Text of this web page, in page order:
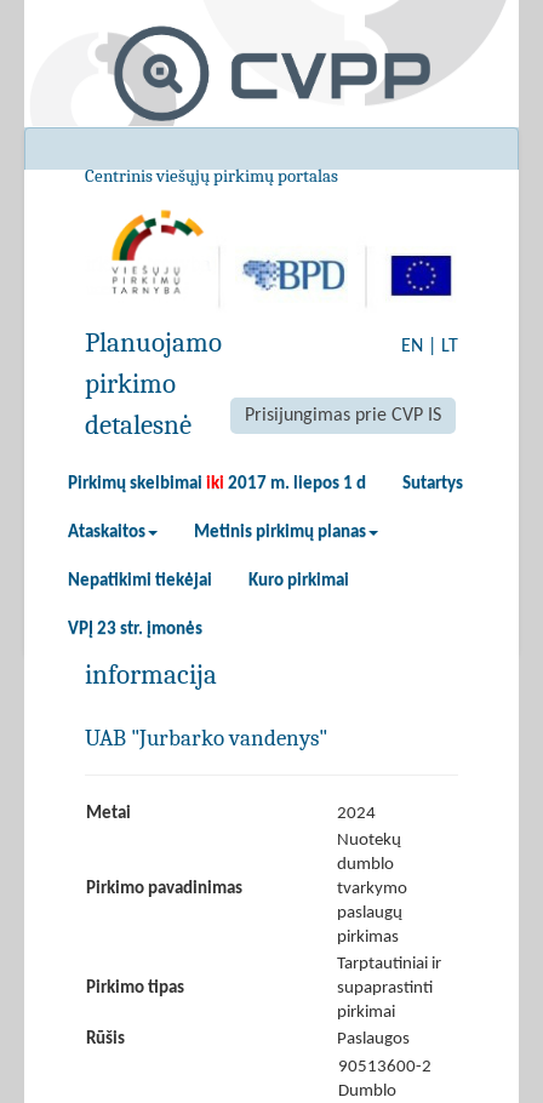
Centrinis viešųjų pirkimų portalas
EN LT
Prisijungimas prie CVP IS
Pirkimų skelbimai iki 2017 m. liepos 1 d Sutartys
Ataskaitos Metinis pirkimų planas
Nepatikimi tiekėjai Kuro pirkimai
VPĮ 23 str. įmonės
Planuojamo
pirkimo
detalesnė
informacija
UAB "Jurbarko vandenys"
Metai 2024
Pirkimo pavadinimas
Nuotekų
dumblo
tvarkymo
paslaugų
pirkimas
Pirkimo tipas
Tarptautiniai ir
supaprastinti
pirkimai
Rūšis
Paslaugos
90513600-2
Dumblo